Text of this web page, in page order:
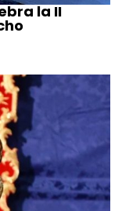
la II